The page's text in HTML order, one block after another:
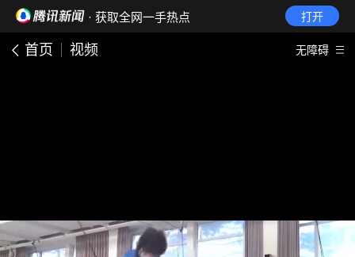
· 获取全网一手热点 打开
首页 视频 无障碍